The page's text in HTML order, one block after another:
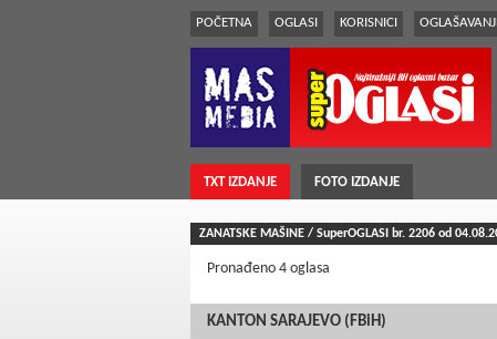
POČETNA OGLASI KORISNICI
TXT IZDANJE FOTO IZDANJE
ZANATSKE MAŠINE / SuperOGLASI br. 2206 od
Pronađeno 4 oglasa
KANTON SARAJEVO (FBiH)